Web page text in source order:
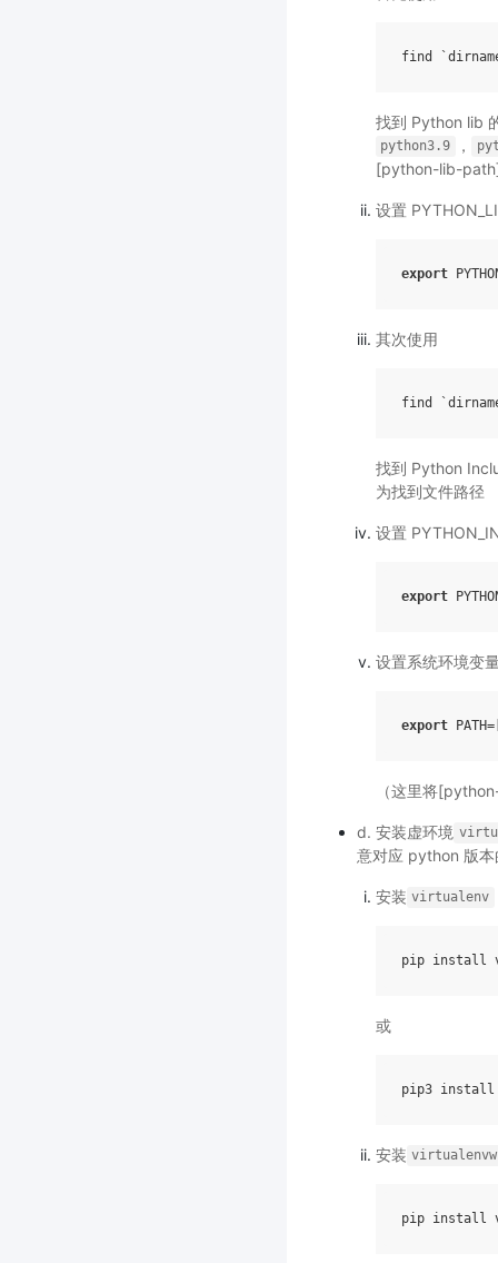
find
找到 Python lib
python3.9 ，
[python-lib-
设置
export
其次使用
find
找到 Python
为找到文件路径
设置
export
设置系统环境变
export
（这里将
d. 安装虚环境
意对应 python 版
安装 virtualenv
pip install
或
pip3 install
安装
pip install